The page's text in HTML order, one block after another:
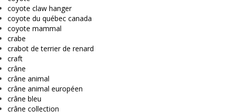
coyote claw hanger
coyote du québec canada
coyote mammal
crabe
crabot de terrier de renard
craft
crâne
crâne animal
crâne animal européen
crâne bleu
crâne collection